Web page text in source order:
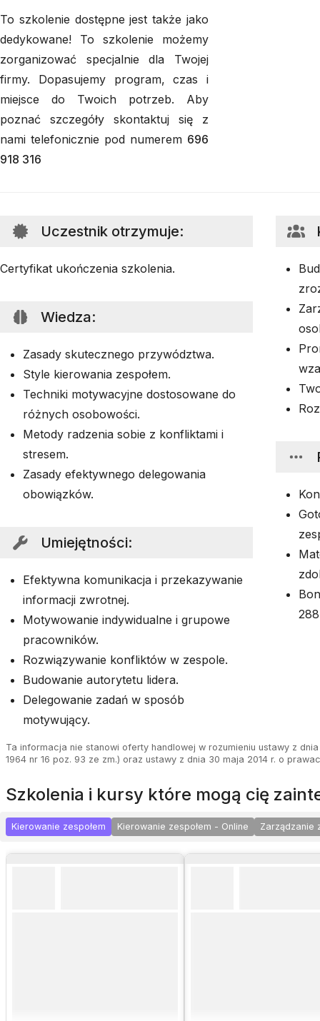
To szkolenie dostępne jest także jako
dedykowane! To szkolenie możemy
zorganizować specjalnie dla Twojej
firmy. Dopasujemy program, czas i
miejsce do Twoich potrzeb. Aby
poznać szczegóły skontaktuj się z
nami telefonicznie pod numerem 696
918 316
Uczestnik otrzymuje:
Certyfikat ukończenia szkolenia.
Wiedza:
Zasady skutecznego przywództwa.
Style kierowania zespołem.
Techniki motywacyjne dostosowane do
różnych osobowości.
Metody radzenia sobie z konfliktami i
stresem.
Zasady efektywnego delegowania
obowiązków.
Umiejętności:
Efektywna komunikacja i przekazywanie
informacji zwrotnej.
Motywowanie indywidualne i grupowe
pracowników.
Rozwiązywanie konfliktów w zespole.
Budowanie autorytetu lidera.
Delegowanie zadań w sposób
motywujący.
288
Ta informacja nie stanowi oferty handlowej w rozumieniu ustawy z
1964 nr 16 poz. 93 ze zm.) oraz ustawy z dnia 30 maja 2014 r. o
szkolenia i kursy które mogą cię
Kierowanie zespołem Kierowanie zespołem - Online Zarządzanie